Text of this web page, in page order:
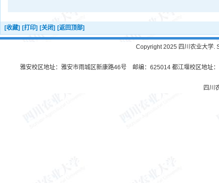
[收藏] [打印] [关闭] [返回顶部]
Copyright 2025 四川农业大学.
雅安校区地址：雅安市雨城区新康路46号 邮编：625014 都江堰校区地址
四川